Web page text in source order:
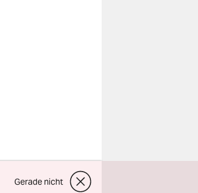
Gerade nicht